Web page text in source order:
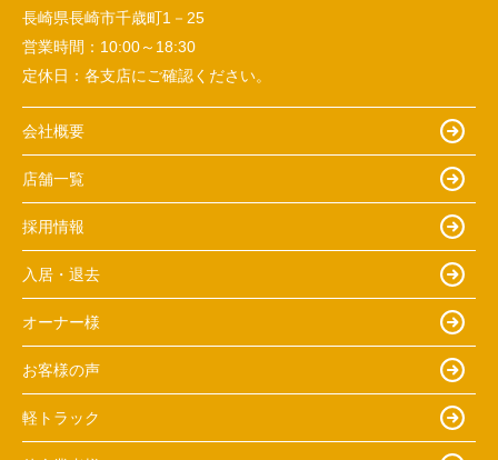
長崎県長崎市千歳町1－25
営業時間： 10:00～18:30
定休日： 各支店にご確認ください。
会社概要
店舗一覧
採用情報
入居・退去
オーナー様
お客様の声
軽トラック